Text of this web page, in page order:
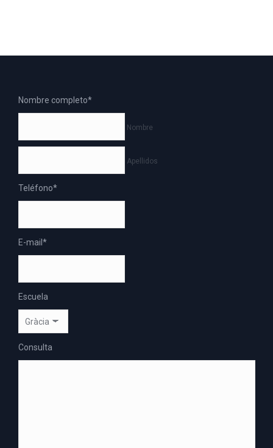
Nombre completo*
Nombre
Apellidos
Teléfono*
E-mail *
Escuela
Consulta